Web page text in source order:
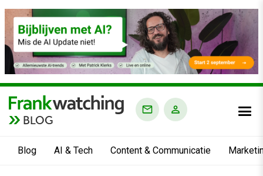
BLOG
Blog AI & Tech Content & Communicatie